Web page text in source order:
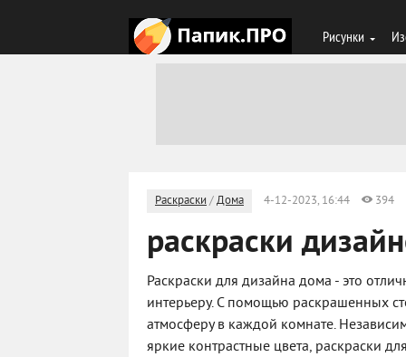
Рисунки
Раскраски /Дома 4-12-2023, 16:44 394
раскраски
Раскраски для дизайна дома - это
интерьеру. С помощью раскрашенных
атмосферу в каждой комнате.
яркие контрастные цвета, раскраски